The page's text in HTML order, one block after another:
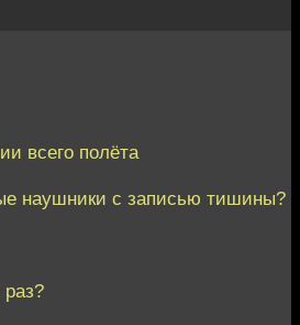
всего полёта
наушники с записью тишины?